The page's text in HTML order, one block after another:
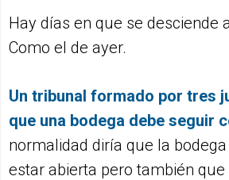
Hay días en que se desciende
Como el de ayer.
Un tribunal formado por tres
que una bodega debe seguir
normalidad diría que la
estar abierta pero también que